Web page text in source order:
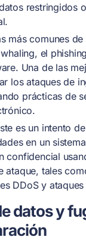
restringidos
más comunes
el
Una de las
los ataques de
prácticas de
es un intento
en un
confidencial
ataque, tales
DDoS y
datos y